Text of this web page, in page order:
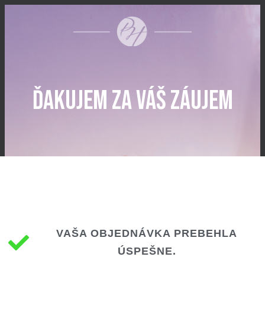
Ďakujem za váŠ ZÁujem
VAŠA OBJEDNÁVKA PREBEHLA
ÚSPEŠNE.